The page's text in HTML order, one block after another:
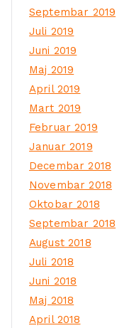
Septembar 2019
Juli 2019
Juni 2019
Maj 2019
April 2019
Mart 2019
Februar 2019
Januar 2019
Decembar 2018
Novembar 2018
Oktobar 2018
Septembar 2018
August 2018
Juli 2018
Juni 2018
Maj 2018
April 2018